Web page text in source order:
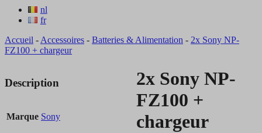
nl
fr
Accueil - Accessoires - Batteries & Alimentation - 2x Sony NP-
FZ100 + chargeur
2x Sony NP-
FZ100 +
chargeur
Description
Marque Sony